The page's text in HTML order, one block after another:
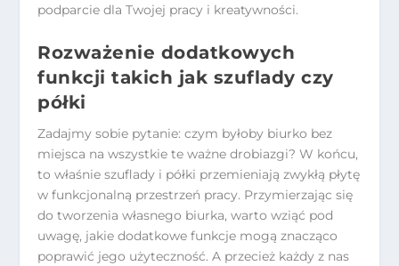
podparcie dla Twojej pracy i kreatywności.
Rozważenie dodatkowych
funkcji takich jak szuflady czy
półki
Zadajmy sobie pytanie: czym byłoby biurko bez
miejsca na wszystkie te ważne drobiazgi? W końcu,
to właśnie szuflady i półki przemieniają zwykłą płytę
w funkcjonalną przestrzeń pracy. Przymierzając się
do tworzenia własnego biurka, warto wziąć pod
uwagę, jakie dodatkowe funkcje mogą znacząco
poprawić jego użyteczność. A przecież każdy z nas